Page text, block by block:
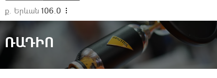
ք. Երևան 106.0
ՌԱԴԻՈ